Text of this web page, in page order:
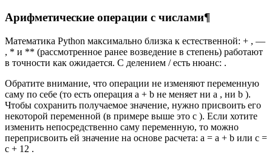
Арифметические операции с числами¶
Математика Python максимально близка к естественной: + , —
, * и ** (рассмотренное ранее возведение в степень) работают
в точности как ожидается. С делением / есть нюанс: .
Обратите внимание, что операции не изменяют переменную
саму по себе (то есть операция a + b не меняет ни a , ни b ).
Чтобы сохранить получаемое значение, нужно присвоить его
некоторой переменной (в примере выше это c ). Если хотите
изменить непосредственно саму переменную, то можно
переприсвоить ей значение на основе расчета: a = a + b или c =
c + 12 .